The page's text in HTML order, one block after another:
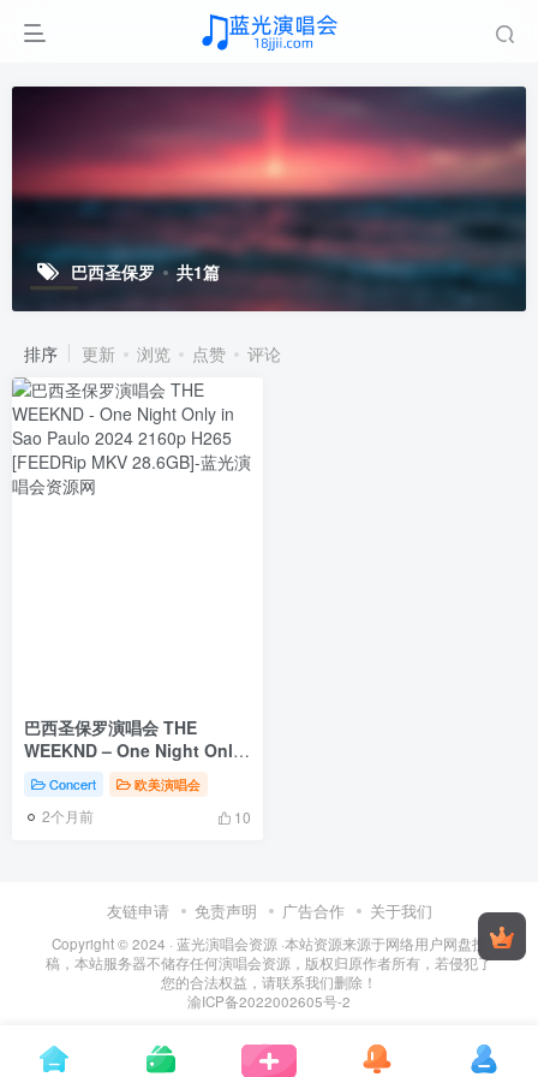
巴西圣保罗 共1篇
排序 更新 浏览 点赞 评论
巴西圣保罗演唱会 THE
WEEKND – One Night Only
in Sao Paulo 2024 2160p
H265 [FEEDRip MKV
28.6GB]
Concert 欧美演唱会
2个月前 10
友链申请 免责声明 广告合作 关于我们
Copyright © 2024 · 蓝光演唱会资源 ·本站资源来源于网络用户网盘投
稿，本站服务器不储存任何演唱会资源，版权归原作者所有，若侵犯了
您的合法权益，请联系我们删除！
渝ICP备2022002605号-2